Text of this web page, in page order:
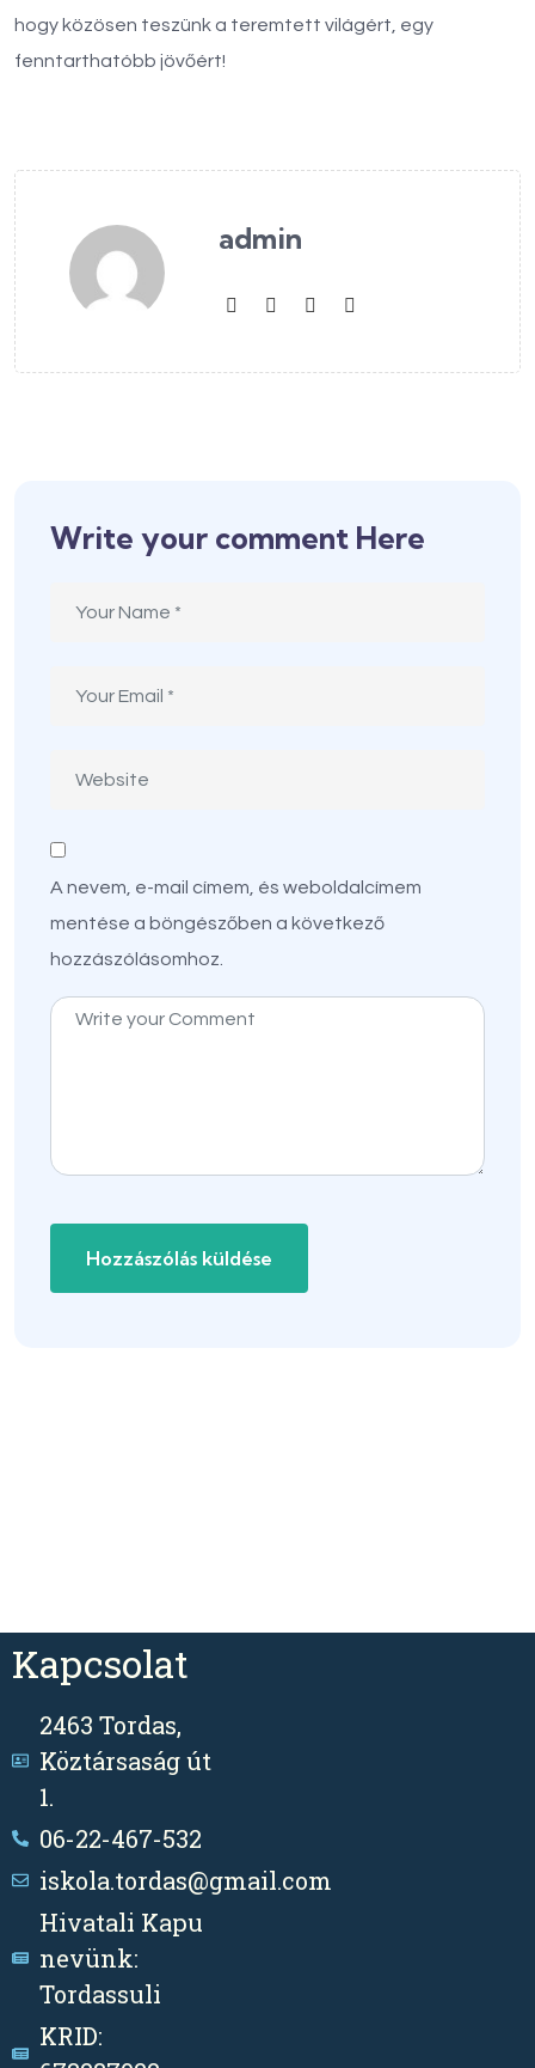
hogy közösen teszünk a teremtett világért, egy
fenntarthatóbb jövőért!
admin
Write your comment Here
A nevem, e-mail címem, és weboldalcímem
mentése a böngészőben a következő
hozzászólásomhoz.
Kapcsolat
2463 Tordas,
Köztársaság út
1.
06-22-467-532
iskola.tordas@gmail.com
Hivatali Kapu
nevünk:
Tordassuli
KRID: